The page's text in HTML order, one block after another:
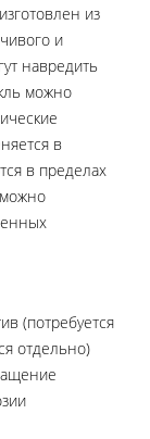
из
и
навредить
можно
в
в пределах
(потребуется
отдельно)